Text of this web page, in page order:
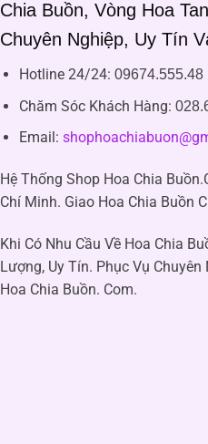
Chia Buồn, Vòng Hoa
Chuyên Nghiệp, Uy Tín
Hotline 24/24: 09674.555.48
Chăm Sóc Khách Hàng:
Email:
Hệ Thống Shop Hoa Chia
Chí Minh. Giao Hoa Chia Buồn
Khi Có Nhu Cầu Về Hoa Chia
Lượng, Uy Tín. Phục Vụ
Hoa Chia Buồn. Com.